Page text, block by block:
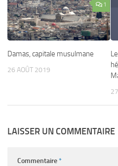
1
Damas, capitale musulmane
26 AOÛT 2019
LAISSER UN COMMENTAIRE
Commentaire*